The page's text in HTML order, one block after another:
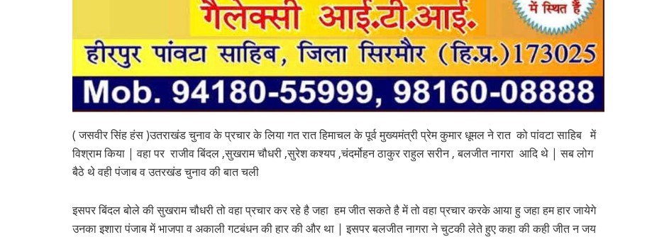
( जसवीर सिंह हंस )उतराखंड चुनाव के प्रचार के लिया गत रात हिमाचल के पूर्व मुख्यमंत्री प्रेम कुमार धूमल ने रात को पांवटा साहिब में
विश्राम किया | वहा पर राजीव बिंदल ,सुखराम चौधरी ,सुरेश कश्यप ,चंदर्मोहन ठाकुर राहुल सरीन , बलजीत नागरा आदि थे | सब लोग
बैठे थे वही पंजाब व उतरखंड चुनाव की बात चली
इसपर बिंदल बोले की सुखराम चौधरी तो वहा प्रचार कर रहे है जहा हम जीत सकते है में तो वहा प्रचार करके आया हु जहा हम हार जायेगे
उनका इशारा पंजाब में भाजपा व अकाली गटबंधन की हार की और था | इसपर बलजीत नागरा ने चुटकी लेते हुए कहा की कही जीत न जय